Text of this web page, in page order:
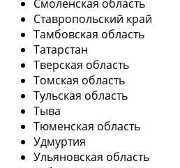
Смоленская область
Ставропольский край
Тамбовская область
Татарстан
Тверская область
Томская область
Тульская область
Тыва
Тюменская область
Удмуртия
Ульяновская область